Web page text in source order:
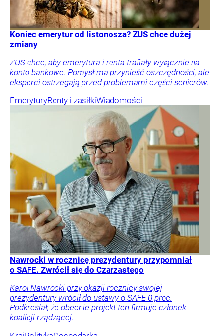
Koniec emerytur od listonosza? ZUS chce dużej
zmiany
ZUS chce, aby emerytura i renta trafiały wyłącznie na
konto bankowe. Pomysł ma przynieść oszczędności, ale
eksperci ostrzegają przed problemami części seniorów.
EmeryturyRenty i zasiłkiWiadomości
Nawrocki w rocznicę prezydentury przypomniał
o SAFE. Zwrócił się do Czarzastego
Karol Nawrocki przy okazji rocznicy swojej
prezydentury wrócił do ustawy o SAFE 0 proc.
Podkreślał, że obecnie projekt ten firmuje członek
koalicji rządzącej.